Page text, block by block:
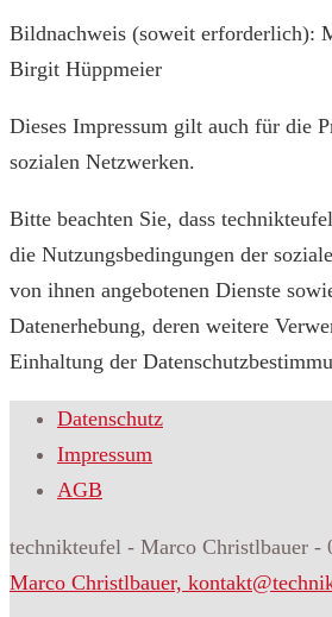
Bildnachweis (soweit erforderlich):
Birgit Hüppmeier
Dieses Impressum gilt auch für die
sozialen Netzwerken.
Bitte beachten Sie, dass
die Nutzungsbedingungen der
von ihnen angebotenen Dienste
Datenerhebung, deren weitere
Einhaltung der
Datenschutz
Impressum
AGB
technikteufel - Marco Christlbauer -
Marco Christlbauer,